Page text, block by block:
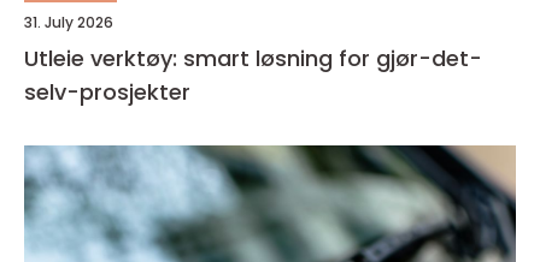
31. July 2026
Utleie verktøy: smart løsning for gjør-det-
selv-prosjekter